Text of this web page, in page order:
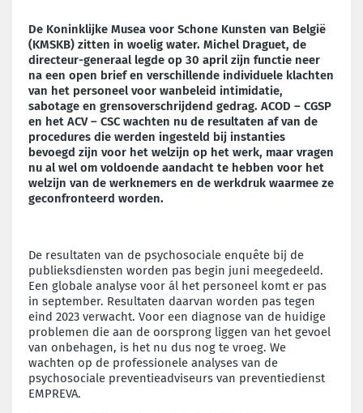
De Koninklijke Musea voor Schone Kunsten van België
(KMSKB) zitten in woelig water. Michel Draguet, de
directeur-generaal legde op 30 april zijn functie neer
na een open brief en verschillende individuele klachten
van het personeel voor wanbeleid intimidatie,
sabotage en grensoverschrijdend gedrag. ACOD – CGSP
en het ACV – CSC wachten nu de resultaten af van de
procedures die werden ingesteld bij instanties
bevoegd zijn voor het welzijn op het werk, maar vragen
nu al wel om voldoende aandacht te hebben voor het
welzijn van de werknemers en de werkdruk waarmee ze
geconfronteerd worden.
De resultaten van de psychosociale enquête bij de
publieksdiensten worden pas begin juni meegedeeld.
Een globale analyse voor ál het personeel komt er pas
in september. Resultaten daarvan worden pas tegen
eind 2023 verwacht. Voor een diagnose van de huidige
problemen die aan de oorsprong liggen van het gevoel
van onbehagen, is het nu dus nog te vroeg. We
wachten op de professionele analyses van de
psychosociale preventieadviseurs van preventiedienst
EMPREVA.